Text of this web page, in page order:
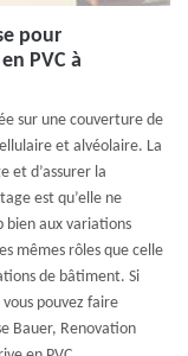
pour
PVC à
sur une couverture de
et alvéolaire. La
et d’assurer la
est qu’elle ne
bien aux variations
mêmes rôles que celle
de bâtiment. Si
vous pouvez faire
Bauer, Renovation